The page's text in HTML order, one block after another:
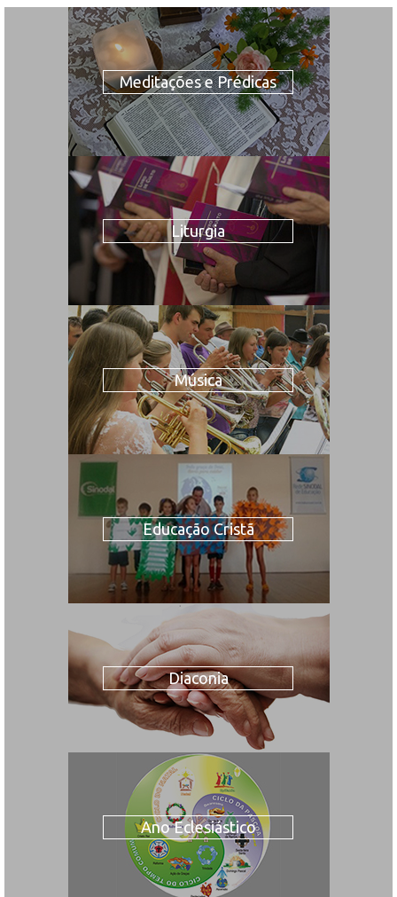
Meditações e Prédicas
Liturgia
Música
Educação Cristã
Diaconia
Ano Eclesiástico